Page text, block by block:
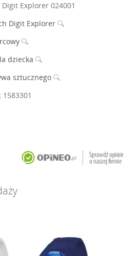
Digit Explorer 024001
Digit Explorer
dziecka
sztucznego
1583301